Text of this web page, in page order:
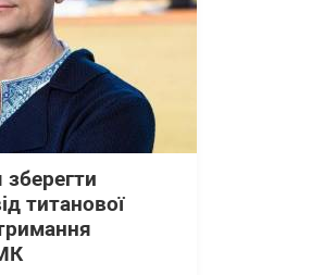
зберегти
титанової